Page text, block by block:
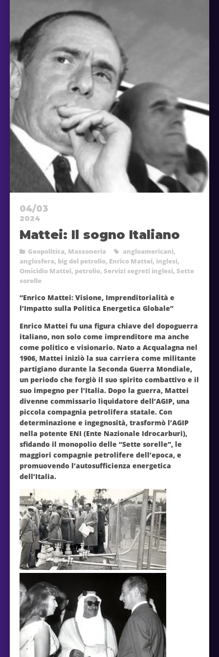
04/03
2024
Mattei: Il sogno Italiano
Geopolitica, Massoneria angloamericani,
anglosfera, big del petrolio, Enrico Mattei, inglesi,
Omicidio Mattei, petrolio, Servizi segreti inglesi, Sette
sorelle
“Enrico Mattei: Visione, Imprenditorialità e
l’Impatto sulla Politica Energetica Globale”
Enrico Mattei fu una figura chiave del dopoguerra
italiano, non solo come imprenditore ma anche
come politico e visionario. Nato a Acqualagna nel
1906, Mattei iniziò la sua carriera come militante
partigiano durante la Seconda Guerra Mondiale,
un periodo che forgiò il suo spirito combattivo e il
suo impegno per l’Italia. Dopo la guerra, Mattei
divenne commissario liquidatore dell’AGIP, una
piccola compagnia petrolifera statale. Con
determinazione e ingegnosità, trasformò l’AGIP
nella potente ENI (Ente Nazionale Idrocarburi),
sfidando il monopolio delle “Sette sorelle”, le
maggiori compagnie petrolifere dell’epoca, e
promuovendo l’autosufficienza energetica
dell’Itali​a.